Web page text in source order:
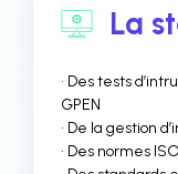
La
• Des tests
GPEN
• De la gestion
• Des normes